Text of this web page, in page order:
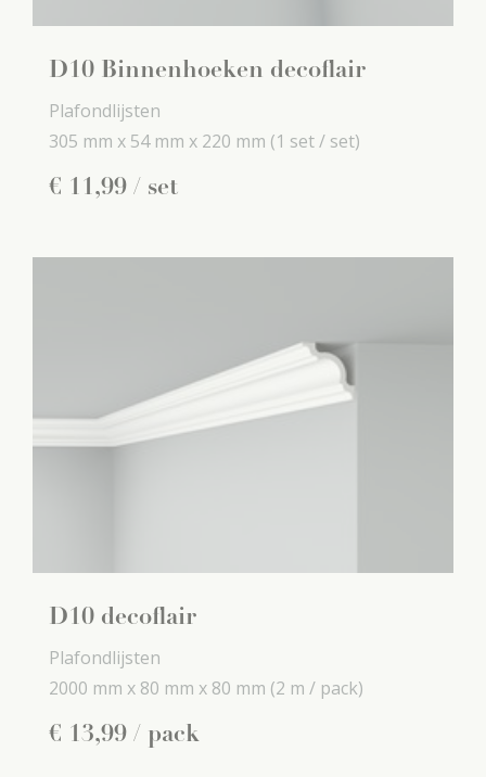
D10 Binnenhoeken decoflair
Plafondlijsten
305 mm x 54 mm x 220 mm (1 set / set)
€ 11,99 / set
D10 decoflair
Plafondlijsten
2000 mm x 80 mm x 80 mm (2 m / pack)
€ 13,99 / pack